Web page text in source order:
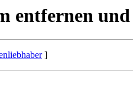
entfernen
]